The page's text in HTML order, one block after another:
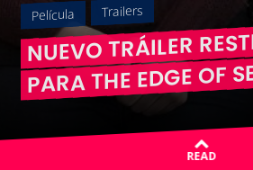
Película Trailers
NUEVO TRÁILER
PARA THE EDGE OF
READ